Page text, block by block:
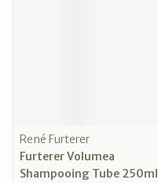
René Furterer
Furterer Volumea
Shampooing Tube 250ml